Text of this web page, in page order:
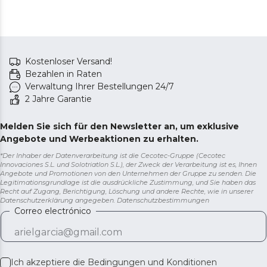
Kostenloser Versand!
Bezahlen in Raten
Verwaltung Ihrer Bestellungen 24/7
2 Jahre Garantie
Melden Sie sich für den Newsletter an, um exklusive
Angebote und Werbeaktionen zu erhalten.
*Der Inhaber der Datenverarbeitung ist die Cecotec-Gruppe (Cecotec
Innovaciones S.L. und Solotriatlon S.L.), der Zweck der Verarbeitung ist es, Ihnen
Angebote und Promotionen von den Unternehmen der Gruppe zu senden. Die
Legitimationsgrundlage ist die ausdrückliche Zustimmung, und Sie haben das
Recht auf Zugang, Berichtigung, Löschung und andere Rechte, wie in unserer
Datenschutzerklärung angegeben. Datenschutzbestimmungen
Correo electrónico
Ich akzeptiere die Bedingungen und Konditionen